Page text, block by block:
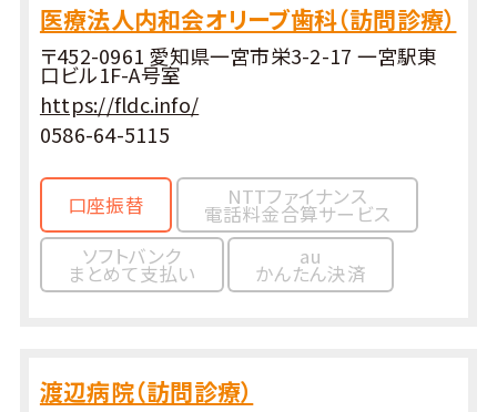
医療法人内和会オリーブ歯科（訪問診療）
〒452-0961 愛知県一宮市栄3-2-17 一宮駅東
口ビル1F-A号室
https://fldc.info/
0586-64-5115
口座振替 NTTファイナンス
電話料金合算サービス
ソフトバンク
まとめて支払い
au
かんたん決済
渡辺病院（訪問診療）